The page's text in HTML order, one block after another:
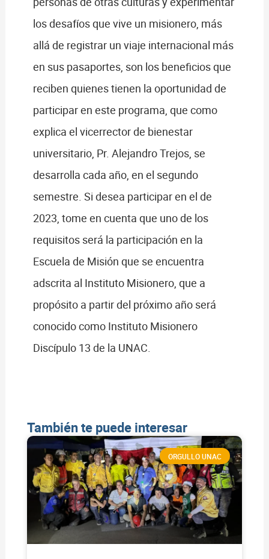
los desafíos que vive un misionero, más
allá de registrar un viaje internacional más
en sus pasaportes, son los beneficios que
reciben quienes tienen la oportunidad de
participar en este programa, que como
explica el vicerrector de bienestar
universitario, Pr. Alejandro Trejos, se
desarrolla cada año, en el segundo
semestre. Si desea participar en el de
2023, tome en cuenta que uno de los
requisitos será la participación en la
Escuela de Misión que se encuentra
adscrita al Instituto Misionero, que a
propósito a partir del próximo año será
conocido como Instituto Misionero
Discípulo 13 de la UNAC.
También te puede interesar
ORGULLO UNAC